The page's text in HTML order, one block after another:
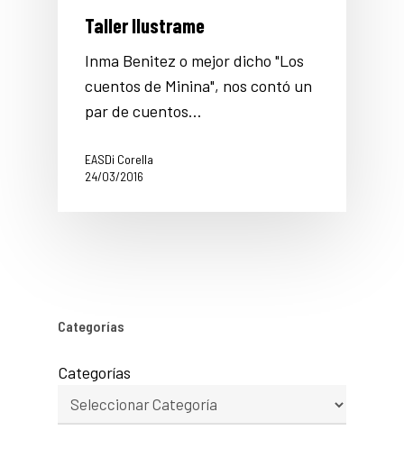
Taller Ilustrame
Inma Benitez o mejor dicho "Los
cuentos de Minina", nos contó un
par de cuentos…
EASDi Corella
24/03/2016
Categorías
Categorías